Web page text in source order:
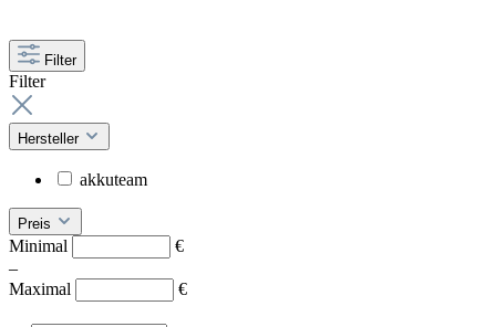
Filter
Filter
Hersteller
akkuteam
Preis
Minimal
€
–
Maximal
€